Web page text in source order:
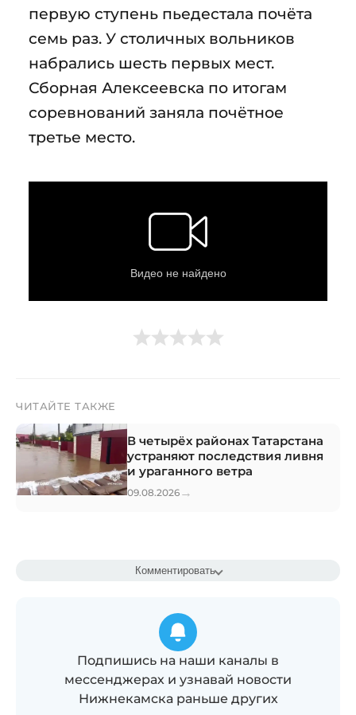
первую ступень пьедестала почёта
семь раз. У столичных вольников
набрались шесть первых мест.
Сборная Алексеевска по итогам
соревнований заняла почётное
третье место.
ЧИТАЙТЕ ТАКЖЕ
В четырёх районах Татарстана
устраняют последствия ливня
и ураганного ветра
09.08.2026 →
Комментировать
Подпишись на наши каналы в
мессенджерах и узнавай новости
Нижнекамска раньше других